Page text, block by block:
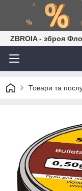
ZBROIA - зброя
Товари та